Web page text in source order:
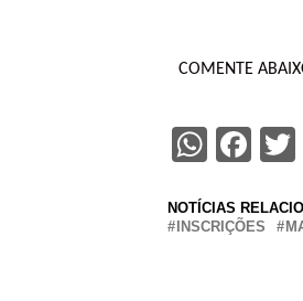
COMENTE
NOTÍCIAS
INSCRIÇÕES